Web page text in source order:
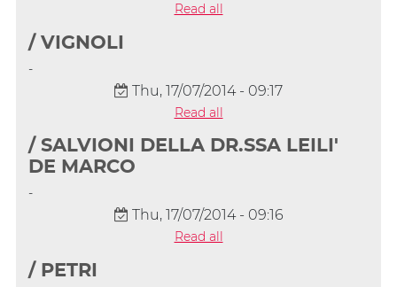
Read all
/ VIGNOLI
-
Thu, 17/07/2014 - 09:17
Read all
/ SALVIONI DELLA DR.SSA LEILI'
DE MARCO
-
Thu, 17/07/2014 - 09:16
Read all
/ PETRI